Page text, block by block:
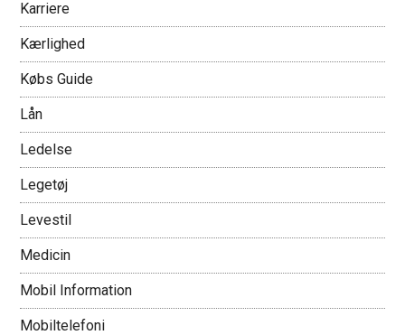
Karriere
Kærlighed
Købs Guide
Lån
Ledelse
Legetøj
Levestil
Medicin
Mobil Information
Mobiltelefoni